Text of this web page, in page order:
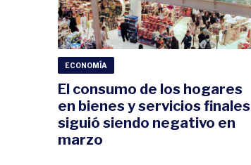
ECONOMÍA
El consumo de los hogares
en bienes y servicios finales
siguió siendo negativo en
marzo